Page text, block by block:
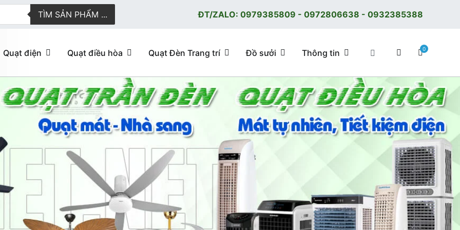
TÌM SẢN PHẨM ... ĐT/ZALO: 0979385809 - 0972806638 - 0932385388
tuyến giao hàng nhanh
hòa, quạt trần đèn trang trí, đèn trang trí chính Hãng, loại tốt, giá tốt, có F.reeShip tại Hà Nội
Quạt điện Quạt điều hòa Quạt Đèn Trang trí Đồ sưởi Thông tin 0